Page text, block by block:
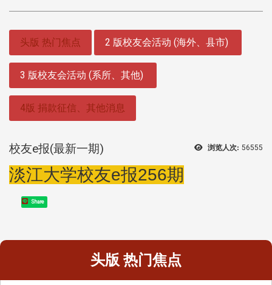
头版 热门焦点 2 版校友会活动 (海外、县市)
3 版校友会活动 (系所、其他)
4版 捐款征信、其他消息
浏览人次: 56555
校友e报(最新一期)
淡江大学校友e报256期
Share
头版 热门焦点